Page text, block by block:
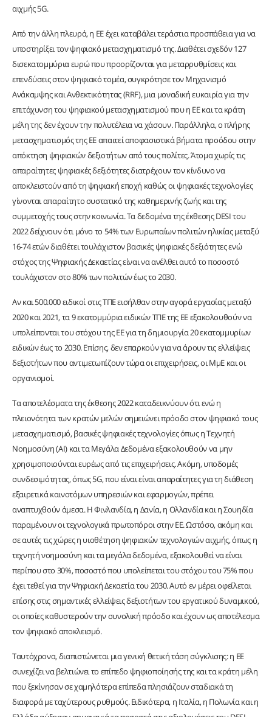
αιχμής 5G.
Από την άλλη πλευρά, η ΕΕ έχει καταβάλει τεράστια προσπάθεια για να
υποστηρίξει τον ψηφιακό μετασχηματισμό της. Διαθέτει σχεδόν 127
δισεκατομμύρια ευρώ που προορίζονται για μεταρρυθμίσεις και
επενδύσεις στον ψηφιακό τομέα, συγκρότησε τον Μηχανισμό
Ανάκαμψης και Ανθεκτικότητας (RRF), μια μοναδική ευκαιρία για την
επιτάχυνση του ψηφιακού μετασχηματισμού που η ΕΕ και τα κράτη
μέλη της δεν έχουν την πολυτέλεια να χάσουν. Παράλληλα, ο πλήρης
μετασχηματισμός της ΕΕ απαιτεί αποφασιστικά βήματα προόδου στην
απόκτηση ψηφιακών δεξιοτήτων από τους πολίτες. Άτομα χωρίς τις
απαραίτητες ψηφιακές δεξιότητες διατρέχουν τον κίνδυνο να
αποκλειστούν από τη ψηφιακή εποχή καθώς οι ψηφιακές τεχνολογίες
γίνονται απαραίτητο συστατικό της καθημερινής ζωής και της
συμμετοχής τους στην κοινωνία. Τα δεδομένα της έκθεσης DESI του
2022 δείχνουν ότι μόνο το 54% των Ευρωπαίων πολιτών ηλικίας μεταξύ
16-74 ετών διαθέτει τουλάχιστον βασικές ψηφιακές δεξιότητες ενώ
στόχος της Ψηφιακής Δεκαετίας είναι να ανέλθει αυτό το ποσοστό
τουλάχιστον στο 80% των πολιτών έως το 2030.
Αν και 500.000 ειδικοί στις ΤΠΕ εισήλθαν στην αγορά εργασίας μεταξύ
2020 και 2021, τα 9 εκατομμύρια ειδικών ΤΠΕ της ΕΕ εξακολουθούν να
υπολείπονται του στόχου της ΕΕ για τη δημιουργία 20 εκατομμυρίων
ειδικών έως το 2030. Επίσης, δεν επαρκούν για να άρουν τις ελλείψεις
δεξιοτήτων που αντιμετωπίζουν τώρα οι επιχειρήσεις, οι ΜμΕ και οι
οργανισμοί.
Τα αποτελέσματα της έκθεσης 2022 καταδεικνύουν ότι ενώ η
πλειονότητα των κρατών μελών σημειώνει πρόοδο στον ψηφιακό τους
μετασχηματισμό, βασικές ψηφιακές τεχνολογίες όπως η Τεχνητή
Νοημοσύνη (AI) και τα Μεγάλα Δεδομένα εξακολουθούν να μην
χρησιμοποιούνται ευρέως από τις επιχειρήσεις. Ακόμη, υποδομές
συνδεσιμότητας, όπως 5G, που είναι είναι απαραίτητες για τη διάθεση
εξαιρετικά καινοτόμων υπηρεσιών και εφαρμογών, πρέπει
αναπτυχθούν άμεσα. Η Φινλανδία, η Δανία, η Ολλανδία και η Σουηδία
παραμένουν οι τεχνολογικά πρωτοπόροι στην ΕΕ. Ωστόσο, ακόμη και
σε αυτές τις χώρες η υιοθέτηση ψηφιακών τεχνολογιών αιχμής, όπως η
τεχνητή νοημοσύνη και τα μεγάλα δεδομένα, εξακολουθεί να είναι
περίπου στο 30%, ποσοστό που υπολείπεται του στόχου του 75% που
έχει τεθεί για την Ψηφιακή Δεκαετία του 2030. Αυτό εν μέρει οφείλεται
επίσης στις σημαντικές ελλείψεις δεξιοτήτων του εργατικού δυναμικού,
οι οποίες καθυστερούν την συνολική πρόοδο και έχουν ως αποτέλεσμα
τον ψηφιακό αποκλεισμό.
Ταυτόχρονα, διαπιστώνεται μια γενική θετική τάση σύγκλισης: η ΕΕ
συνεχίζει να βελτιώνει το επίπεδο ψηφιοποίησής της και τα κράτη μέλη
που ξεκίνησαν σε χαμηλότερα επίπεδα πλησιάζουν σταδιακά τη
διαφορά με ταχύτερους ρυθμούς. Ειδικότερα, η Ιταλία, η Πολωνία και η